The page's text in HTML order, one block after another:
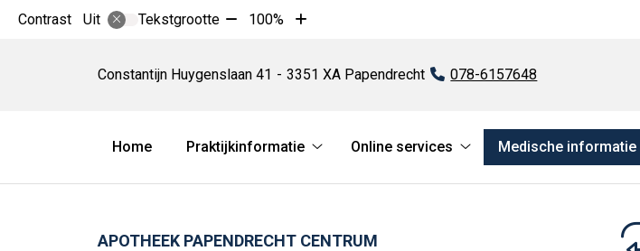
Contrast Uit Tekstgrootte Tekst
10%
100%
Tekst
10%
PapendrechtConstantijn Huygenslaan 41 3351 XA Papendrecht Tel:
078-6157648
Hoofdmenu
Home
Praktijkinformatie
submenu
Online services
Online
services
Medische informatie
APOTHEEK PAPENDRECHT CENTRUM